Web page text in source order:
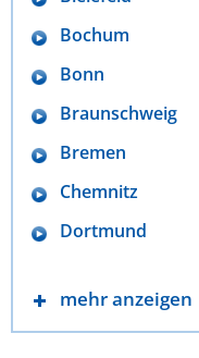
Bochum
Bonn
Braunschweig
Bremen
Chemnitz
Dortmund
mehr anzeigen